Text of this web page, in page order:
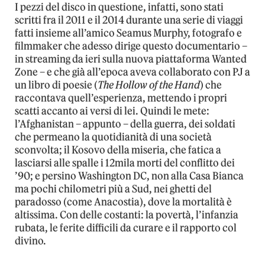
I pezzi del disco in questione, infatti, sono stati
scritti fra il 2011 e il 2014 durante una serie di viaggi
fatti insieme all’amico Seamus Murphy, fotografo e
filmmaker che adesso dirige questo documentario –
in streaming da ieri sulla nuova piattaforma Wanted
Zone – e che già all’epoca aveva collaborato con PJ a
un libro di poesie (The Hollow of the Hand) che
raccontava quell’esperienza, mettendo i propri
scatti accanto ai versi di lei. Quindi le mete:
l’Afghanistan – appunto – della guerra, dei soldati
che permeano la quotidianità di una società
sconvolta; il Kosovo della miseria, che fatica a
lasciarsi alle spalle i 12mila morti del conflitto dei
’90; e persino Washington DC, non alla Casa Bianca
ma pochi chilometri più a Sud, nei ghetti del
paradosso (come Anacostia), dove la mortalità è
altissima. Con delle costanti: la povertà, l’infanzia
rubata, le ferite difficili da curare e il rapporto col
divino.